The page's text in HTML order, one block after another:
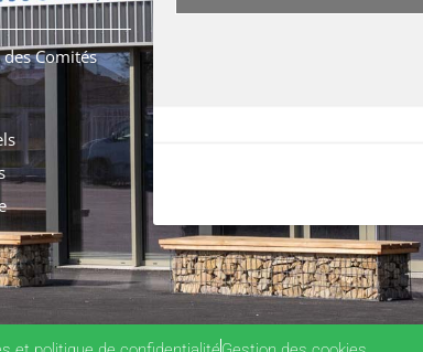
Comités